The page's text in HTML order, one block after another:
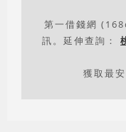
第一借錢網
訊。延伸查詢：
獲取最